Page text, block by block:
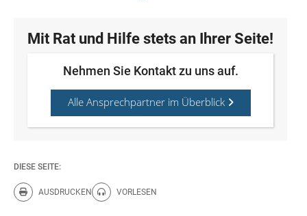
Mit Rat und Hilfe stets an Ihrer Seite!
Nehmen Sie Kontakt zu uns auf.
Alle Ansprechpartner im Überblick
DIESE SEITE:
AUSDRUCKEN
Diese Seite drucken.
VORLESEN
Diese Seite vorlesen.